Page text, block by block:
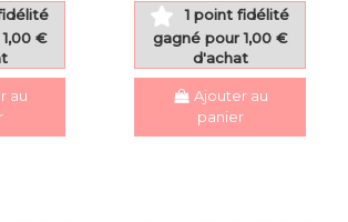
€
au
1 point fidélité
gagné pour 1,00 €
d'achat
Ajouter au
panier